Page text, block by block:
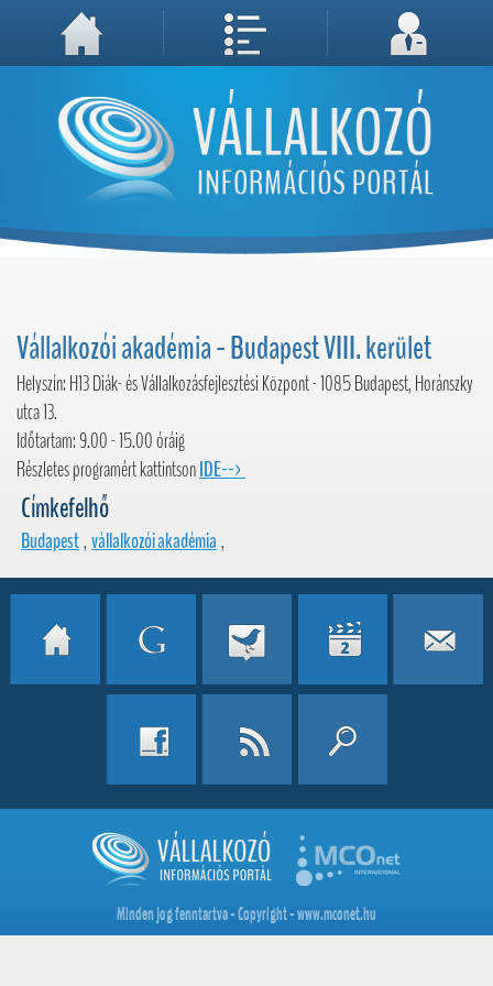
A weboldal használatával Ön elfogadja, hogy Cookie-kat (sütiket) tároljunk számítógépén. A sütik a weboldal megfelelő működéséhez
Megértettem, folytatás...
Vállalkozói akadémia - Budapest VIII. kerület
Helyszín: H13 Diák- és Vállalkozásfejlesztési Központ - 1085 Budapest, Horánszky
utca 13.
Időtartam: 9.00 - 15.00 óráig
Részletes programért kattintsonIDE-->
Címkefelhő
Budapest,vállalkozói akadémia,
Minden jog fenntartva - Copyright - www.mconet.hu